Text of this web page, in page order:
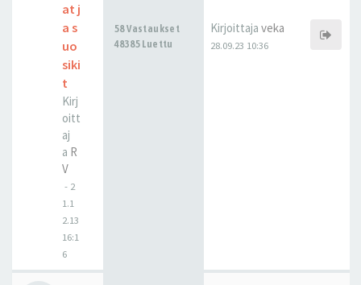
at j
a s
uo
siki
t
Kirj
oitt
aj
a R
V
- 2
1.1
2.13
16:1
6
58 Vastaukset
48385 Luettu
Kirjoittaja veka
28.09.23 10:36